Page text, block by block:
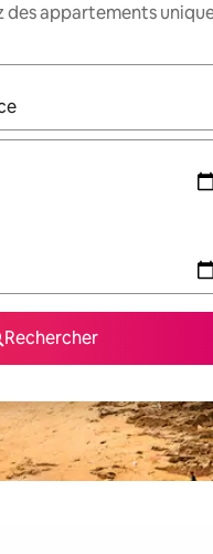
des appartements
s'affichent, utilisez les
Rechercher